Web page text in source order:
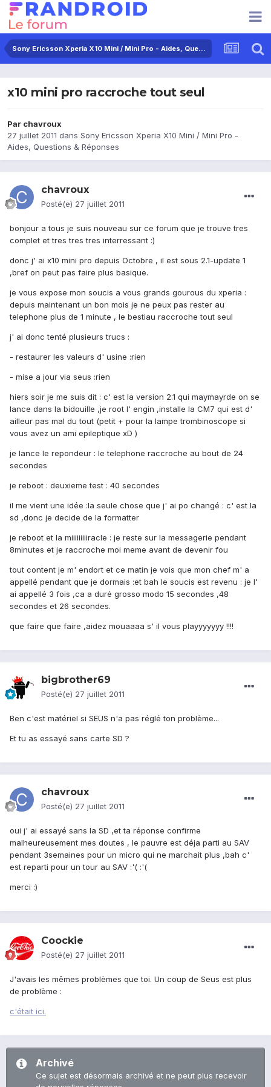
Sony Ericsson Xperia X10 Mini / Mini Pro - Aides, Questions & Réponses
x10 mini pro raccroche tout seul
Par chavroux
27 juillet 2011 dans Sony Ericsson Xperia X10 Mini / Mini Pro -
Aides, Questions & Réponses
chavroux
Posté(e) 27 juillet 2011
bonjour a tous je suis nouveau sur ce forum que je trouve tres
complet et tres tres tres interressant :)
donc j' ai x10 mini pro depuis Octobre , il est sous 2.1-update 1
,bref on peut pas faire plus basique.
je vous expose mon soucis a vous grands gourous du xperia :
depuis maintenant un bon mois je ne peux pas rester au
telephone plus de 1 minute , le bestiau raccroche tout seul
j' ai donc tenté plusieurs trucs :
- restaurer les valeurs d' usine :rien
- mise a jour via seus :rien
hiers soir je me suis dit : c' est la version 2.1 qui maymayrde on se
lance dans la bidouille ,je root l' engin ,installe la CM7 qui est d'
ailleur pas mal du tout (petit + pour la lampe trombinoscope si
vous avez un ami epileptique xD )
je lance le repondeur : le telephone raccroche au bout de 24
secondes
je reboot : deuxieme test : 40 secondes
il me vient une idée :la seule chose que j' ai po changé : c' est la
sd ,donc je decide de la formatter
je reboot et la miiiiiiiiiracle : je reste sur la messagerie pendant
8minutes et je raccroche moi meme avant de devenir fou
tout content je m' endort et ce matin je vois que mon chef m' a
appellé pendant que je dormais :et bah le soucis est revenu : je l'
ai appellé 3 fois ,ca a duré grosso modo 15 secondes ,48
secondes et 26 secondes.
que faire que faire ,aidez mouaaaa s' il vous playyyyyyy !!!!
bigbrother69
Posté(e) 27 juillet 2011
Ben c'est matériel si SEUS n'a pas réglé ton problème...
Et tu as essayé sans carte SD ?
chavroux
Posté(e) 27 juillet 2011
oui j' ai essayé sans la SD ,et ta réponse confirme
malheureusement mes doutes , le pauvre est déja parti au SAV
pendant 3semaines pour un micro qui ne marchait plus ,bah c'
est reparti pour un tour au SAV :'( :'(
merci :)
Coockie
Posté(e) 27 juillet 2011
J'avais les mêmes problèmes que toi. Un coup de Seus est plus
de problème :
c'était ici.
Archivé
Ce sujet est désormais archivé et ne peut plus recevoir